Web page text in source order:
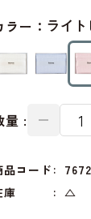
ラー： ライト
量 :
品コード
庫
△